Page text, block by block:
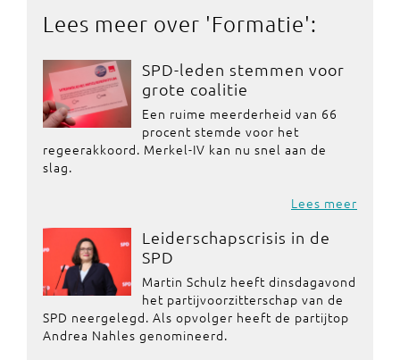
Lees meer over 'Formatie':
SPD-leden stemmen voor
grote coalitie
Een ruime meerderheid van 66
procent stemde voor het
regeerakkoord. Merkel-IV kan nu snel aan de
slag.
Lees meer
Leiderschapscrisis in de
SPD
Martin Schulz heeft dinsdagavond
het partijvoorzitterschap van de
SPD neergelegd. Als opvolger heeft de partijtop
Andrea Nahles genomineerd.